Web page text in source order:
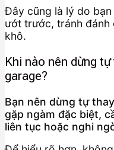
Đây cũng là lý do
ướt trước, tránh đánh
khô.
Khi nào nên dừng
garage?
Bạn nên dừng tự
gặp ngàm đặc biệt,
liên tục hoặc nghi